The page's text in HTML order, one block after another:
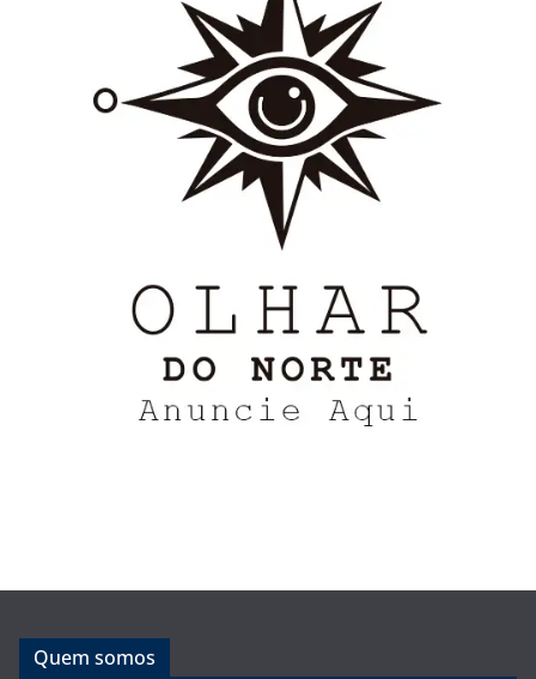
Quem somos